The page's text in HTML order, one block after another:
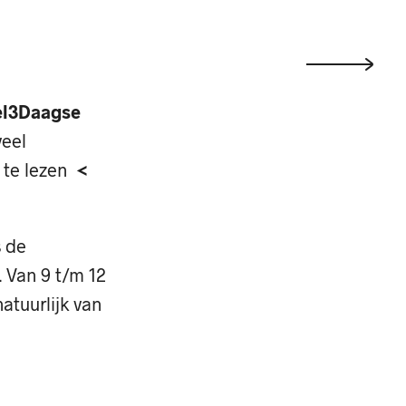
3Daagse
lezen <
de
9 t/m 12
van